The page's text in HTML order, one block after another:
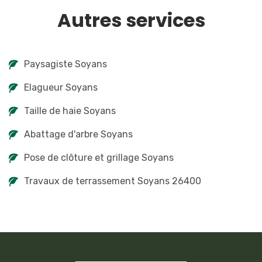
Autres services
Paysagiste Soyans
Elagueur Soyans
Taille de haie Soyans
Abattage d'arbre Soyans
Pose de clôture et grillage Soyans
Travaux de terrassement Soyans 26400